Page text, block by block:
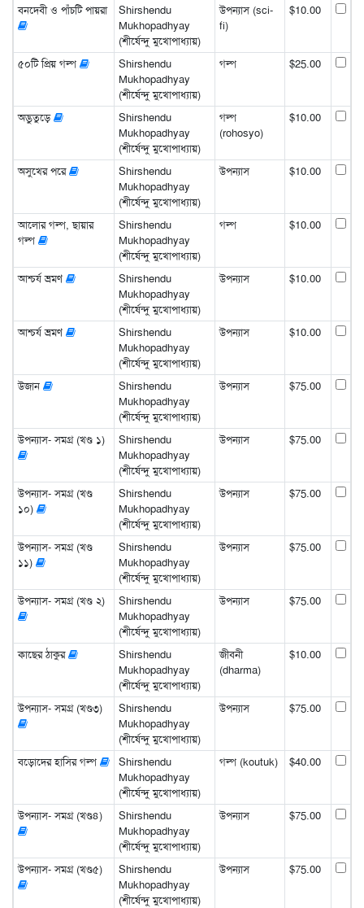
বনদেবী ও পাঁচটি পায়রা
Shirshendu
Mukhopadhyay
(শীর্ষেন্দু মুখোপাধ্যায়)
উপন্যাস (sci-
fi)
$10.00
৫০টি প্রিয় গল্প
Shirshendu
Mukhopadhyay
(শীর্ষেন্দু মুখোপাধ্যায়)
গল্প $25.00
অদ্ভুতুড়ে
Shirshendu
Mukhopadhyay
(শীর্ষেন্দু মুখোপাধ্যায়)
গল্প
(rohosyo)
$10.00
অসুখের পরে
Shirshendu
Mukhopadhyay
(শীর্ষেন্দু মুখোপাধ্যায়)
উপন্যাস $10.00
আলোর গল্প, ছায়ার
গল্প
Shirshendu
Mukhopadhyay
(শীর্ষেন্দু মুখোপাধ্যায়)
গল্প $10.00
আশ্চর্য ভ্রমণ
Shirshendu
Mukhopadhyay
(শীর্ষেন্দু মুখোপাধ্যায়)
উপন্যাস $10.00
আশ্চর্য ভ্রমণ
Shirshendu
Mukhopadhyay
(শীর্ষেন্দু মুখোপাধ্যায়)
উপন্যাস $10.00
উজান
Shirshendu
Mukhopadhyay
(শীর্ষেন্দু মুখোপাধ্যায়)
উপন্যাস $75.00
উপন্যাস- সমগ্র (খণ্ড ১)
Shirshendu
Mukhopadhyay
(শীর্ষেন্দু মুখোপাধ্যায়)
উপন্যাস $75.00
উপন্যাস- সমগ্র (খণ্ড
১০)
Shirshendu
Mukhopadhyay
(শীর্ষেন্দু মুখোপাধ্যায়)
উপন্যাস $75.00
উপন্যাস- সমগ্র (খণ্ড
১১)
Shirshendu
Mukhopadhyay
(শীর্ষেন্দু মুখোপাধ্যায়)
উপন্যাস $75.00
উপন্যাস- সমগ্র (খণ্ড ২)
Shirshendu
Mukhopadhyay
(শীর্ষেন্দু মুখোপাধ্যায়)
উপন্যাস $75.00
কাছের ঠাকুর
Shirshendu
Mukhopadhyay
(শীর্ষেন্দু মুখোপাধ্যায়)
জীবনী
(dharma)
$10.00
উপন্যাস- সমগ্র (খণ্ড৩)
Shirshendu
Mukhopadhyay
(শীর্ষেন্দু মুখোপাধ্যায়)
উপন্যাস $75.00
বড়োদের হাসির গল্প
Shirshendu
Mukhopadhyay
(শীর্ষেন্দু মুখোপাধ্যায়)
গল্প (koutuk) $40.00
উপন্যাস- সমগ্র (খণ্ড৪)
Shirshendu
Mukhopadhyay
(শীর্ষেন্দু মুখোপাধ্যায়)
উপন্যাস $75.00
উপন্যাস- সমগ্র (খণ্ড৫)
Shirshendu
Mukhopadhyay
(শীর্ষেন্দু মুখোপাধ্যায়)
উপন্যাস $75.00